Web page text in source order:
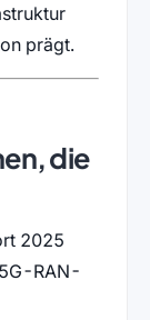
prägt.
die
2025
RAN-